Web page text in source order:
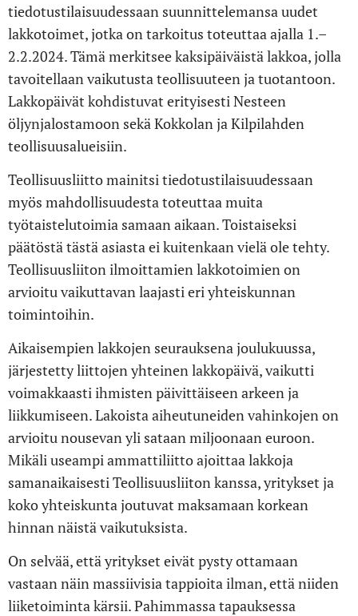
tiedotustilaisuudessaan suunnittelemansa uudet
lakkotoimet, jotka on tarkoitus toteuttaa ajalla 1.–
2.2.2024. Tämä merkitsee kaksipäiväistä lakkoa, jolla
tavoitellaan vaikutusta teollisuuteen ja tuotantoon.
Lakkopäivät kohdistuvat erityisesti Nesteen
öljynjalostamoon sekä Kokkolan ja Kilpilahden
teollisuusalueisiin.
Teollisuusliitto mainitsi tiedotustilaisuudessaan
myös mahdollisuudesta toteuttaa muita
työtaistelutoimia samaan aikaan. Toistaiseksi
päätöstä tästä asiasta ei kuitenkaan vielä ole tehty.
Teollisuusliiton ilmoittamien lakkotoimien on
arvioitu vaikuttavan laajasti eri yhteiskunnan
toimintoihin.
Aikaisempien lakkojen seurauksena joulukuussa,
järjestetty liittojen yhteinen lakkopäivä, vaikutti
voimakkaasti ihmisten päivittäiseen arkeen ja
liikkumiseen. Lakoista aiheutuneiden vahinkojen on
arvioitu nousevan yli sataan miljoonaan euroon.
Mikäli useampi ammattiliitto ajoittaa lakkoja
samanaikaisesti Teollisuusliiton kanssa, yritykset ja
koko yhteiskunta joutuvat maksamaan korkean
hinnan näistä vaikutuksista.
On selvää, että yritykset eivät pysty ottamaan
vastaan näin massiivisia tappioita ilman, että niiden
liiketoiminta kärsii. Pahimmassa tapauksessa